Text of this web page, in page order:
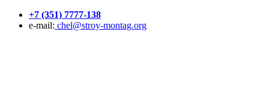
+7 (351) 7777-138
e-mail: chel@stroy-montag.org